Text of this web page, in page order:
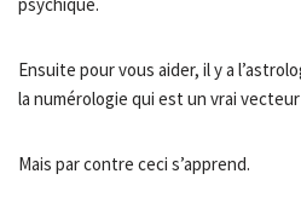
Ensuite pour vous aider, il y a
la numérologie qui est un vrai
Mais par contre ceci s’apprend.